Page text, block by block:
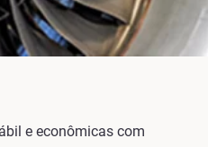
e econômicas com